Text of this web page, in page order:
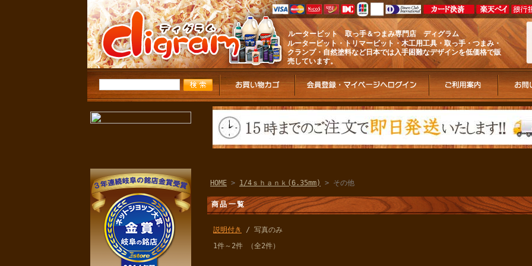
ルータービット 取っ手＆つまみ専門店 ディグラム
ルータービット・トリマービット・木工用工具・取っ手・つまみ・
クランプ・自然塗料など日本では入手困難なデザインを低価格で販
売しています。
HOME > 1/4ｓｈａｎｋ(6.35mm) > その他
商品一覧
説明付き
/ 写真のみ
1件～2件 （全2件）